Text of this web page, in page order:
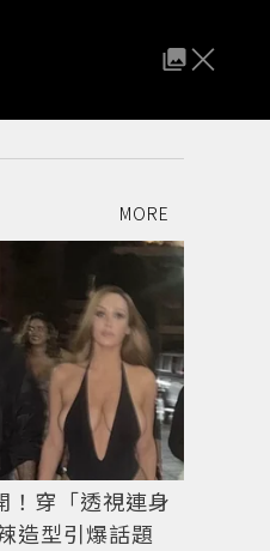
MORE
！穿「透視連身
造型引爆話題